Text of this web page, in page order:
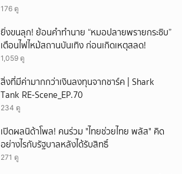
176 ดู
ยิ่งขนลุก! ย้อนคำทำนาย “หมอปลายพรายกระซิบ”
เตือนไฟไหม้สถานบันเทิง ก่อนเกิดเหตุสลด!
1,059 ดู
สิ่งที่มีค่ามากกว่าเงินลงทุนจากชาร์ค | Shark
Tank RE-Scene_EP.70
234 ดู
เปิดผลนิด้าโพล! คนร่วม "ไทยช่วยไทย พลัส" คิด
อย่างไรกับรัฐบาลหลังได้รับสิทธิ์
271 ดู
ยกเลิก